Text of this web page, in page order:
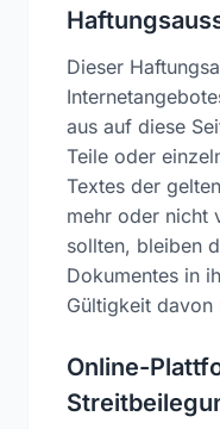
Dieser
aus auf diese
Teile oder
Textes der
mehr oder nicht
sollten, bleiben
Dokumentes in
Gültigkeit davon
Online-